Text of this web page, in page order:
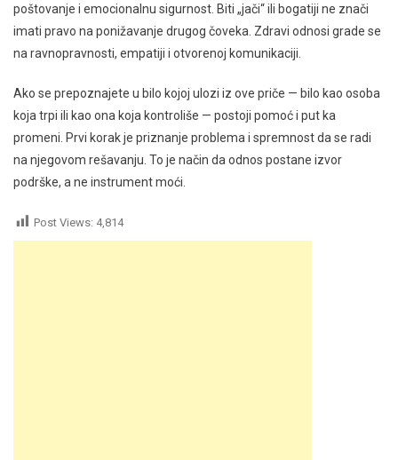
poštovanje i emocionalnu sigurnost. Biti „jači“ ili bogatiji ne znači
imati pravo na ponižavanje drugog čoveka. Zdravi odnosi grade se
na ravnopravnosti, empatiji i otvorenoj komunikaciji.
Ako se prepoznajete u bilo kojoj ulozi iz ove priče — bilo kao osoba
koja trpi ili kao ona koja kontroliše — postoji pomoć i put ka
promeni. Prvi korak je priznanje problema i spremnost da se radi
na njegovom rešavanju. To je način da odnos postane izvor
podrške, a ne instrument moći.
Post Views: 4,814